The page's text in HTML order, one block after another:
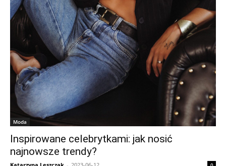
Moda
Inspirowane celebrytkami: jak nosić
najnowsze trendy?